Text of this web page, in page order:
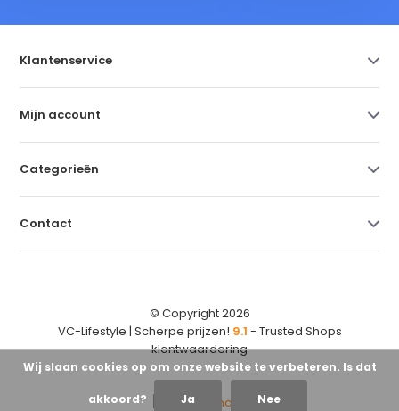
Klantenservice
Mijn account
Categorieën
Contact
© Copyright 2026
VC-Lifestyle | Scherpe prijzen! 9.1 - Trusted Shops
klantwaardering
Wij slaan cookies op om onze website te verbeteren. Is dat
akkoord? Ja Nee